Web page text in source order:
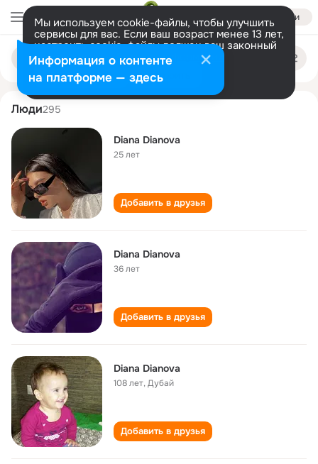
Войти
Мы используем cookie-файлы, чтобы улучшить
сервисы для вас. Если ваш возраст менее 13 лет,
настроить cookie-файлы должен ваш законный
представитель. Больше информации
Разрешить все Настроить
Поиск
людям
diana dianova
Люди295
Diana Dianova
25 лет
Добавить в друзья
Diana Dianova
36 лет
Добавить в друзья
Diana Dianova
108 лет,Дубай
Добавить в друзья
Информация о контенте
на платформе — здесь